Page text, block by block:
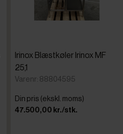
Irinox Blæstkøler Irinox MF
25,1
Varenr: 88804595
Din pris (ekskl. moms)
47.500,00 kr./stk.